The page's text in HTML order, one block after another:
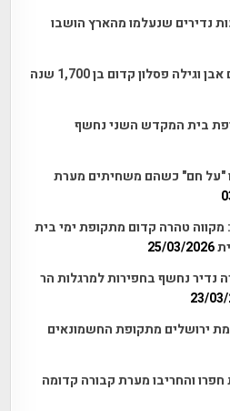
נדירים שנעלמו מהארץ הושבו
פסלון קדום בן 1,700 שנה
בית המקדש השני נחשף
"על חם" כשהם משחיתים מערת
טהרה קדום מתקופת ימי בית
25/03/2026
נדיר נחשף בחפירות למרגלות הר
23/
ירושלים מתקופת החשמונאים
והחריבו מערת קבורה קדומה